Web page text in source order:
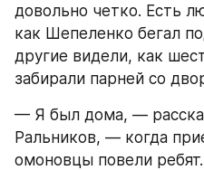
довольно четко. Есть
как Шепеленко бегал
другие видели, как
забирали парней со
— Я был дома, —
Ральников, — когда
омоновцы повели